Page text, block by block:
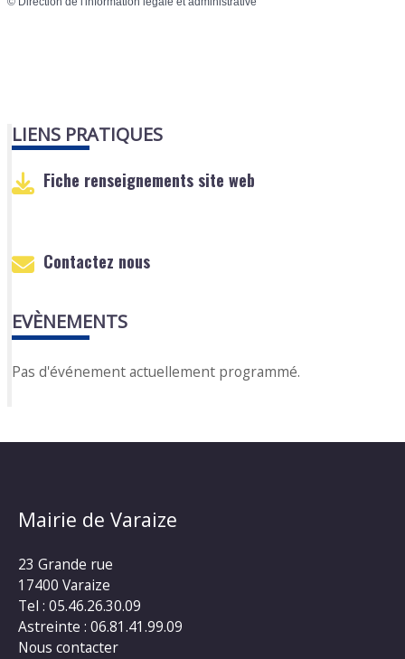
LIENS PRATIQUES
Fiche renseignements site web
Contactez nous
EVÈNEMENTS
Pas d'événement actuellement programmé.
Mairie de Varaize
23 Grande rue
17400 Varaize
Tel : 05.46.26.30.09
Astreinte : 06.81.41.99.09
Nous contacter